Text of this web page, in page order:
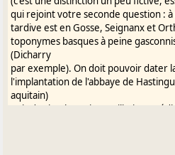
qui rejoint votre seconde question :
tardive est en Gosse, Seignanx et
toponymes basques à peine
(Dicharry
par exemple). On doit pouvoir dater
l'implantation de l'abbaye de
aquitain)
puis des implantations militaires